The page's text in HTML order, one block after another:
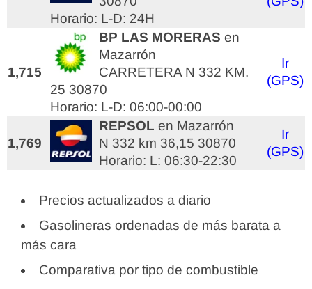
Horario: L-D: 24H
1,715
BP LAS MORERAS en
Mazarrón
CARRETERA N 332 KM.
25 30870
Horario: L-D: 06:00-00:00
Ir
(GPS)
1,769
REPSOL en Mazarrón
N 332 km 36,15 30870
Horario: L: 06:30-22:30
Ir
(GPS)
Precios actualizados a diario
Gasolineras ordenadas de más barata a
más cara
Comparativa por tipo de combustible